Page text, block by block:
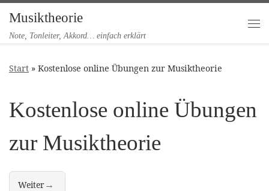
Zum Inhalt springen
Musiktheorie
Note, Tonleiter, Akkord… einfach erklärt
Start » Kostenlose online Übungen zur Musiktheorie
Kostenlose online Übungen
zur Musiktheorie
Weiter→